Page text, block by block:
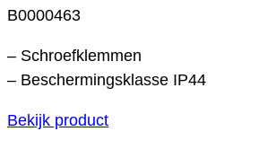
B0000463
– Schroefklemmen
– Beschermingsklasse IP44
Bekijk product